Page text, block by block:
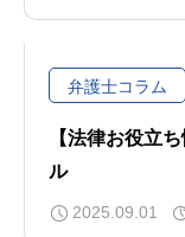
弁護士コラム
【法律お役立
ル
2025.09.01